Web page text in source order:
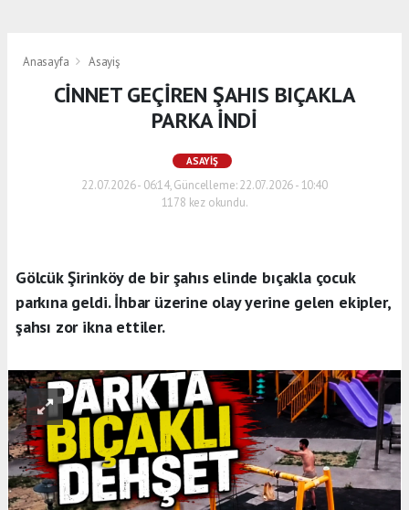
Anasayfa Asayiş
CİNNET GEÇİREN ŞAHIS BIÇAKLA
PARKA İNDİ
ASAYIŞ
22.07.2026 - 06:14, Güncelleme: 22.07.2026 - 10:40
1178 kez okundu.
Gölcük Şirinköy de bir şahıs elinde bıçakla çocuk
parkına geldi. İhbar üzerine olay yerine gelen ekipler,
şahsı zor ikna ettiler.